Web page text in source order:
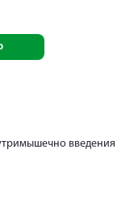
введения